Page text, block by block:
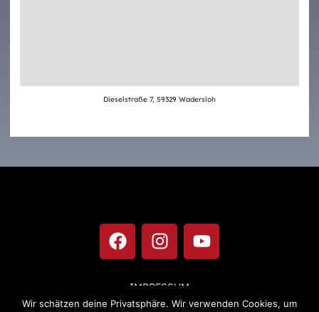
Dieselstraße 7, 59329 Wadersloh
IMPRESSUM
DATENSCHUTZ
Wir schätzen deine Privatsphäre. Wir verwenden Cookies, um